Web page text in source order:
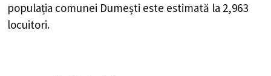
populația comunei Dumești este estimată la 2,963
locuitori.